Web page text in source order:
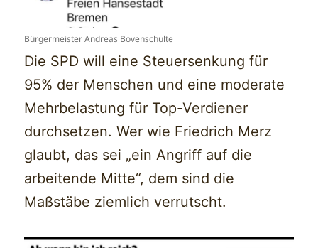
Bürgermeister Andreas Bovenschulte
Die SPD will eine Steuersenkung für
95% der Menschen und eine moderate
Mehrbelastung für Top-Verdiener
durchsetzen. Wer wie Friedrich Merz
glaubt, das sei „ein Angriff auf die
arbeitende Mitte“, dem sind die
Maßstäbe ziemlich verrutscht.